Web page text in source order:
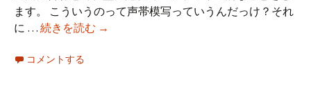
ます。 こういうのって声帯模写っていうんだっけ？それ
に … 続きを読む Umbilical
→
コメントする